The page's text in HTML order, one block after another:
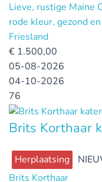
Lieve, rustige Maine
rode kleur, gezond
Friesland
€ 1.500,00
05-08-2026
04-10-2026
76
Brits Korthaar
Herplaatsing
Brits Korthaar